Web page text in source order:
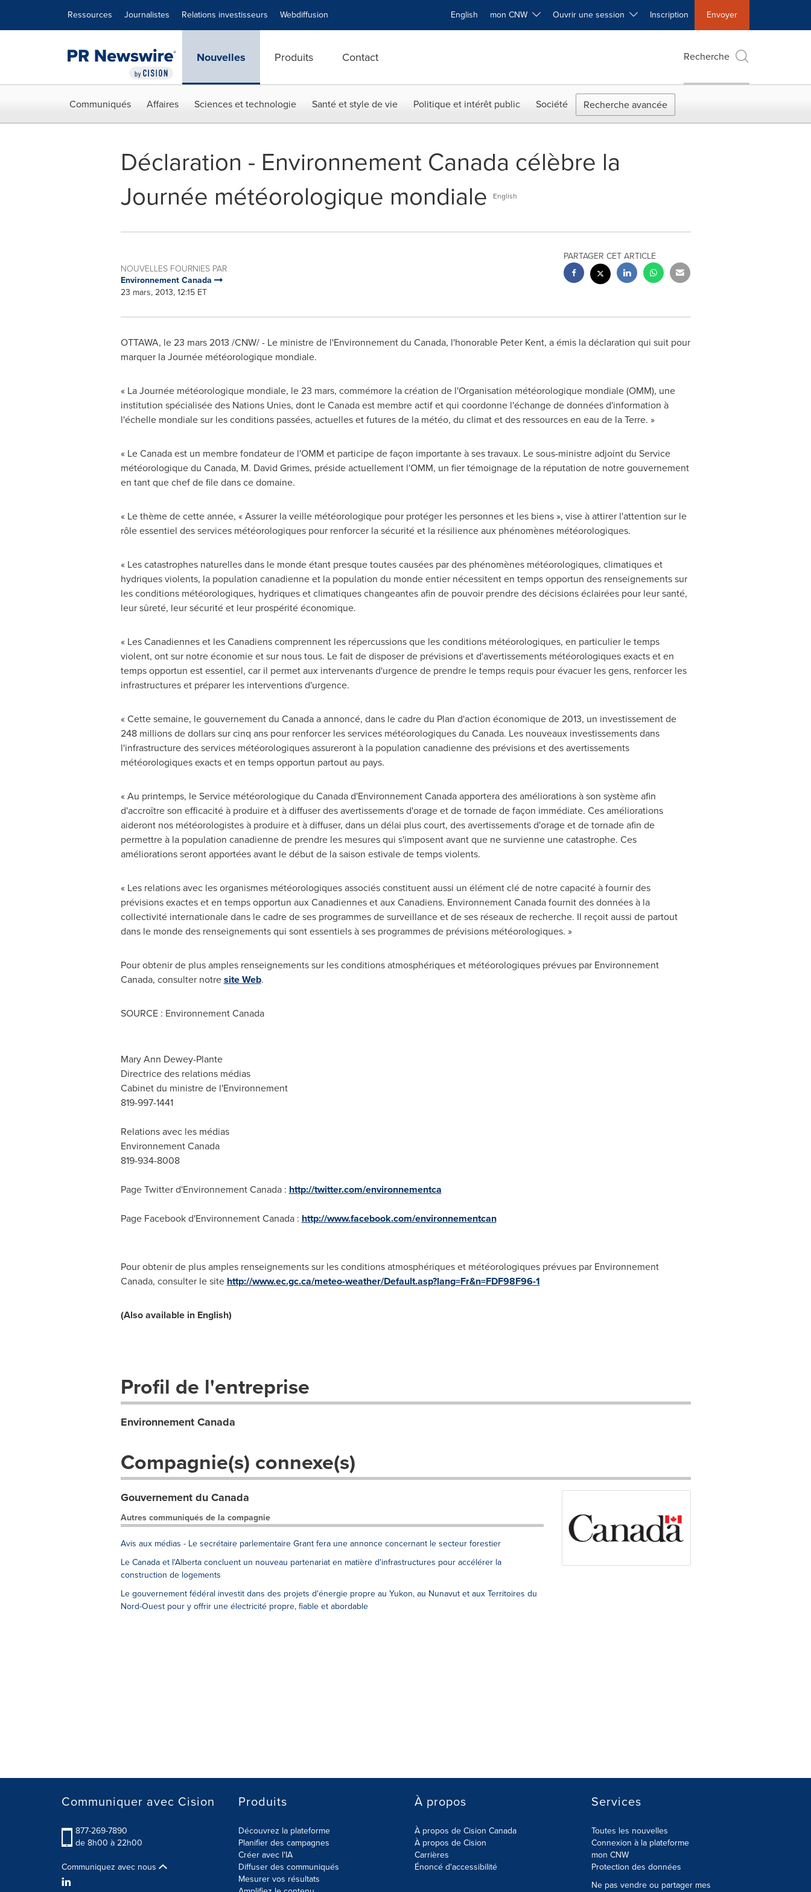
Ressources Journalistes Relations investisseurs Webdiffusion English mon CNW Ouvrir une session Inscription Envoyer
Nouvelles Produits Contact Recherche
Communiqués Affaires Sciences et technologie Santé et style de vie Politique et intérêt public Société Recherche avancée
Déclaration - Environnement Canada célèbre la
Journée météorologique mondiale
English
NOUVELLES FOURNIES PAR
Environnement Canada
23 mars, 2013, 12:15 ET
PARTAGER CET ARTICLE
OTTAWA, le 23 mars 2013 /CNW/ - Le ministre de l'Environnement du Canada, l'honorable Peter Kent, a émis la déclaration qui suit pour
marquer la Journée météorologique mondiale.
« La Journée météorologique mondiale, le 23 mars, commémore la création de l'Organisation météorologique mondiale (OMM), une
institution spécialisée des Nations Unies, dont leCanadaest membre actif et qui coordonne l'échange de données d'information à
l'échelle mondiale sur les conditions passées, actuelles et futures de la météo, du climat et des ressources en eau de la Terre. »
« LeCanadaest un membre fondateur de l'OMM et participe de façon importante à ses travaux. Le sous-ministre adjoint du Service
météorologique du Canada, M. David Grimes, préside actuellement l'OMM, un fier témoignage de la réputation de notre gouvernement
en tant que chef de file dans ce domaine.
« Le thème de cette année, « Assurer la veille météorologique pour protéger les personnes et les biens », vise à attirer l'attention sur le
rôle essentiel des services météorologiques pour renforcer la sécurité et la résilience aux phénomènes météorologiques.
« Les catastrophes naturelles dans le monde étant presque toutes causées par des phénomènes météorologiques, climatiques et
hydriques violents, la population canadienne et la population du monde entier nécessitent en temps opportun des renseignements sur
les conditions météorologiques, hydriques et climatiques changeantes afin de pouvoir prendre des décisions éclairées pour leur santé,
leur sûreté, leur sécurité et leur prospérité économique.
« Les Canadiennes et les Canadiens comprennent les répercussions que les conditions météorologiques, en particulier le temps
violent, ont sur notre économie et sur nous tous. Le fait de disposer de prévisions et d'avertissements météorologiques exacts et en
temps opportun est essentiel, car il permet aux intervenants d'urgence de prendre le temps requis pour évacuer les gens, renforcer les
infrastructures et préparer les interventions d'urgence.
« Cette semaine, le gouvernement du Canadaa annoncé, dans le cadre du Plan d'action économique de 2013, un investissement de
248 millions de dollars sur cinq ans pour renforcer les services météorologiques du Canada. Les nouveaux investissements dans
l'infrastructure des services météorologiques assureront à la population canadienne des prévisions et des avertissements
météorologiques exacts et en temps opportun partout au pays.
« Au printemps, le Service météorologique du Canadad'EnvironnementCanadaapportera des améliorations à son système afin
d'accroître son efficacité à produire et à diffuser des avertissements d'orage et de tornade de façon immédiate. Ces améliorations
aideront nos météorologistes à produire et à diffuser, dans un délai plus court, des avertissements d'orage et de tornade afin de
permettre à la population canadienne de prendre les mesures qui s'imposent avant que ne survienne une catastrophe. Ces
améliorations seront apportées avant le début de la saison estivale de temps violents.
« Les relations avec les organismes météorologiques associés constituent aussi un élément clé de notre capacité à fournir des
prévisions exactes et en temps opportun aux Canadiennes et aux Canadiens. EnvironnementCanadafournit des données à la
collectivité internationale dans le cadre de ses programmes de surveillance et de ses réseaux de recherche. Il reçoit aussi de partout
dans le monde des renseignements qui sont essentiels à ses programmes de prévisions météorologiques. »
Pour obtenir de plus amples renseignements sur les conditions atmosphériques et météorologiques prévues par Environnement
Canada, consulter notresite Web.
SOURCE : Environnement Canada
Mary Ann Dewey-Plante
Directrice des relations médias
Cabinet du ministre de l'Environnement
819-997-1441
Relations avec les médias
Environnement Canada
819-934-8008
Page Twitter d'Environnement Canada : http://twitter.com/environnementca
Page Facebook d'Environnement Canada : http://www.facebook.com/environnementcan
Pour obtenir de plus amples renseignements sur les conditions atmosphériques et météorologiques prévues par Environnement
Canada, consulter le site http://www.ec.gc.ca/meteo-weather/Default.asp?lang=Fr&n=FDF98F96-1
(Also available in English)
Profil de l'entreprise
Environnement Canada
Compagnie(s) connexe(s)
Gouvernement du Canada
Autres communiqués de la compagnie
Avis aux médias - Le secrétaire parlementaire Grant fera une annonce concernant le secteur forestier
Le Canada et l'Alberta concluent un nouveau partenariat en matière d'infrastructures pour accélérer la
construction de logements
Le gouvernement fédéral investit dans des projets d'énergie propre au Yukon, au Nunavut et aux Territoires du
Nord-Ouest pour y offrir une électricité propre, fiable et abordable
Communiquer avec Cision
877-269-7890
de 8h00 à 22h00
Communiquez avec nous
Produits
Découvrez la plateforme
Planifier des campagnes
Créer avec l'IA
Diffuser des communiqués
Mesurer vos résultats
À propos
À propos de Cision Canada
À propos de Cision
Carrières
Énoncé d'accessibilité
Services
Toutes les nouvelles
Connexion à la plateforme
mon CNW
Protection des données
Ne pas vendre ou partager mes